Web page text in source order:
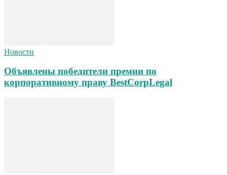
Новости
Объявлены победители премии по
корпоративному праву BestCorpLegal